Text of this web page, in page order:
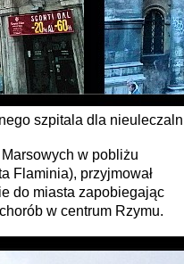
szpitala dla
w pobliżu
Flaminia), przyjmował
do miasta zapobiegając
w centrum Rzymu.